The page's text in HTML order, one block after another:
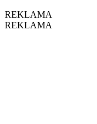
REKLAMA
REKLAMA